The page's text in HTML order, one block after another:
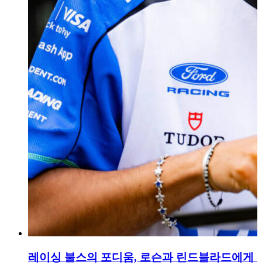
레이싱 불스의 포디움, 로슨과 린드블라드에게